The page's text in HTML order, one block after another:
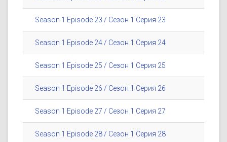
Season 1 Episode 23 / Сезон 1 Серия 23
Season 1 Episode 24 / Сезон 1 Серия 24
Season 1 Episode 25 / Сезон 1 Серия 25
Season 1 Episode 26 / Сезон 1 Серия 26
Season 1 Episode 27 / Сезон 1 Серия 27
Season 1 Episode 28 / Сезон 1 Серия 28